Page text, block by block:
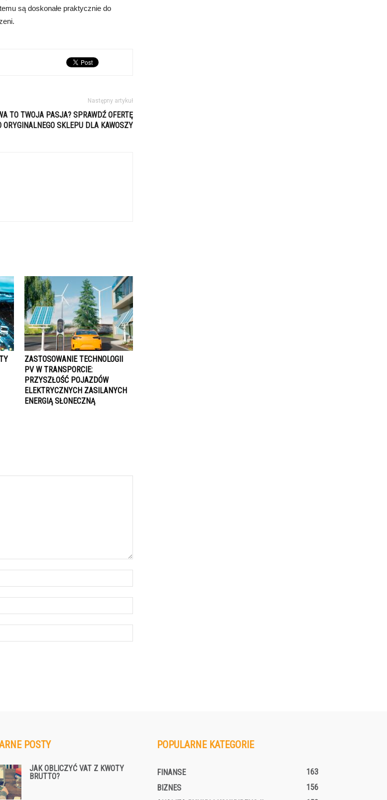
są doskonałe praktycznie do
Następny artykuł
TO TWOJA PASJA? SPRAWDŹ OFERTĘ
ORYGINALNEGO SKLEPU DLA KAWOSZY
ZASTOSOWANIE TECHNOLOGII
PV W TRANSPORCIE:
PRZYSZŁOŚĆ POJAZDÓW
ELEKTRYCZNYCH ZASILANYCH
ENERGIĄ SŁONECZNĄ
POSTY
JAK OBLICZYĆ VAT Z KWOTY
BRUTTO?
POPULARNE KATEGORIE
FINANSE
163
BIZNES
156